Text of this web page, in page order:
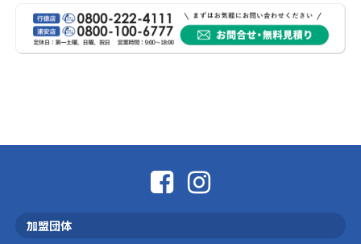
外壁の色あせやひび割れが気になり始めると、
「そろそろ塗り替えが必要かな？」 「訪問営業
に勧められた …
加盟団体